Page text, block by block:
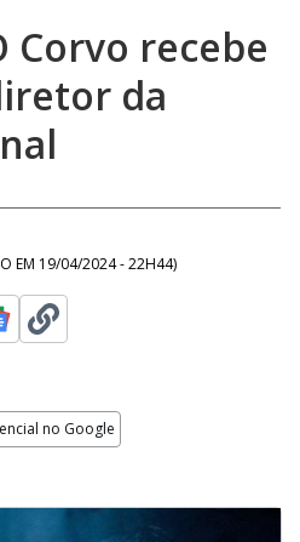
Corvo recebe
da
EM 19/04/2024 - 22H44)
no Google